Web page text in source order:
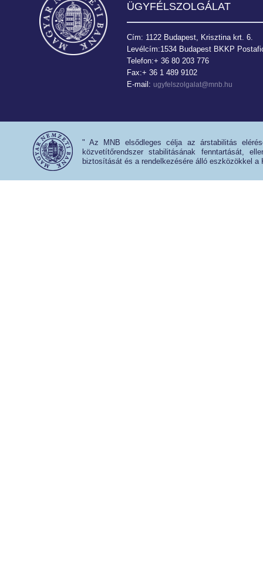
ÜGYFÉLSZOLGÁLAT
Cím: 1122 Budapest, Krisztina krt. 6.
Levélcím:1534 Budapest BKKP
Telefon:+ 36 80 203 776
Fax:+ 36 1 489 9102
E-mail: ugyfelszolgalat@mnb.hu
" Az MNB elsődleges célja az árstabilitás
közvetítőrendszer stabilitásának fenntartását,
biztosítását és a rendelkezésére álló eszközökkel a